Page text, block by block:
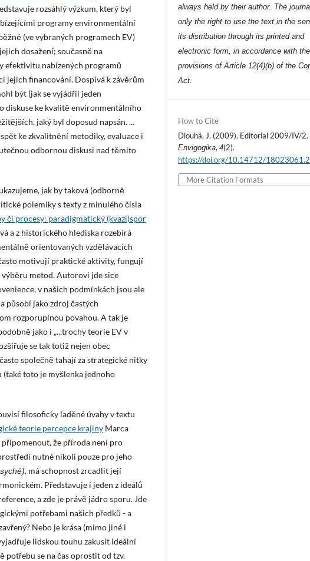
rozsáhlý výzkum, který byl
programy environmentální
(ve vybraných programech EV)
dosažení; současně na
efektivitu nabízených programů
jejich financování. Dospívá k závěrům
být (jak se vyjádřil jeden
diskuse ke kvalitě environmentálního
jaký byl doposud napsán. ...
ke zkvalitnění metodiky, evaluace i
odbornou diskusi nad těmito
jak by taková (odborně
polemiky s texty z minulého čísla
či procesy: paradigmatický (kvazi)spor
a z historického hlediska rozebírá
orientovaných vzdělávacích
motivují praktické aktivity, fungují
metod. Autorovi jde sice
v našich podmínkách jsou ale
působí jako zdroj častých
rozporuplnou povahou. A tak je
jako i „...trochy teorie EV v
se tak totiž nejen obec
společně tahají za strategické nitky
toto je myšlenka jednoho
filosoficky laděné úvahy v textu
teorie percepce krajiny Marca
připomenout, že příroda není pro
nutné nikoli pouze pro jeho
, má schopnost zrcadlit její
Představuje i jeden z ideálů
a zde je právě jádro sporu. Jde
potřebami našich předků - a
Nebo je krása (mimo jiné i
lidskou touhu zakusit ideální
se na čas oprostit od tzv.
always held by their author. The
only the right to use the text in the
its distribution through its printed and
electronic form, in accordance with the
provisions of Article 12(4)(b) of the
Act.
How to Cite
Dlouhá, J. (2009). Editorial 2009/IV/2.
Envigogika,4(2).
https://doi.org/10.14712/
More Citation Formats